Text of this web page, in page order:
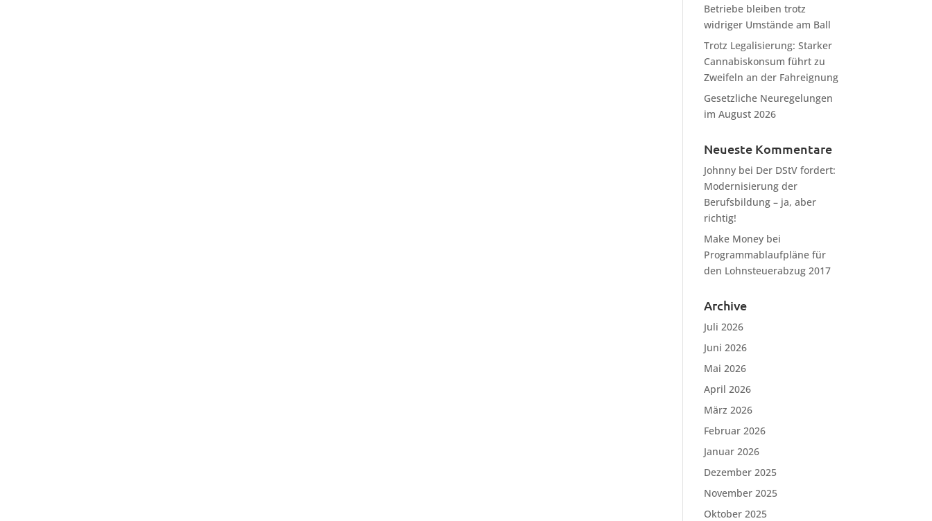
Betriebe bleiben trotz
widriger Umstände am Ball
Trotz Legalisierung: Starker
Cannabiskonsum führt zu
Zweifeln an der Fahreignung
Gesetzliche Neuregelungen
im August 2026
Neueste Kommentare
Johnny bei Der DStV fordert:
Modernisierung der
Berufsbildung – ja, aber
richtig!
Make Money bei
Programmablaufpläne für
den Lohnsteuerabzug 2017
Archive
Juli 2026
Juni 2026
Mai 2026
April 2026
März 2026
Februar 2026
Januar 2026
Dezember 2025
November 2025
Oktober 2025